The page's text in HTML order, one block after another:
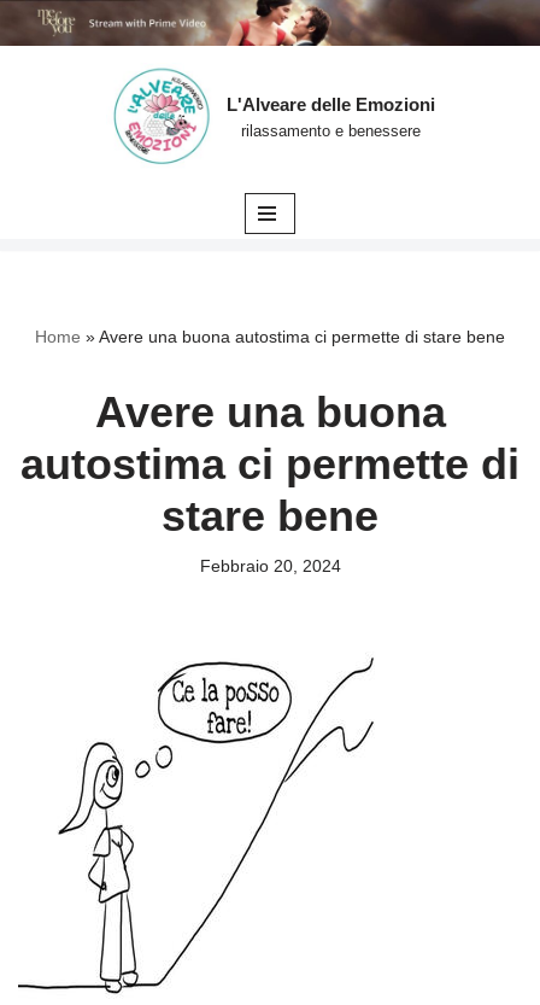
L'Alveare delle Emozioni
rilassamento e benessere
Home »Avere una buona autostima ci permette di stare bene
Avere una buona
autostima ci permette di
stare bene
Febbraio 20, 2024